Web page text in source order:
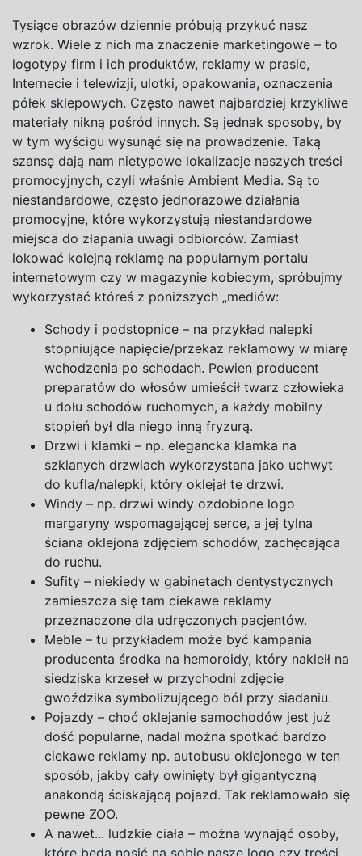
Tysiące obrazów dziennie próbują przykuć nasz
wzrok. Wiele z nich ma znaczenie marketingowe – to
logotypy firm i ich produktów, reklamy w prasie,
Internecie i telewizji, ulotki, opakowania, oznaczenia
półek sklepowych. Często nawet najbardziej krzykliwe
materiały nikną pośród innych. Są jednak sposoby, by
w tym wyścigu wysunąć się na prowadzenie. Taką
szansę dają nam nietypowe lokalizacje naszych treści
promocyjnych, czyli właśnie Ambient Media. Są to
niestandardowe, często jednorazowe działania
promocyjne, które wykorzystują niestandardowe
miejsca do złapania uwagi odbiorców. Zamiast
lokować kolejną reklamę na popularnym portalu
internetowym czy w magazynie kobiecym, spróbujmy
wykorzystać któreś z poniższych „mediów:
Schody i podstopnice – na przykład nalepki
stopniujące napięcie/przekaz reklamowy w miarę
wchodzenia po schodach. Pewien producent
preparatów do włosów umieścił twarz człowieka
u dołu schodów ruchomych, a każdy mobilny
stopień był dla niego inną fryzurą.
Drzwi i klamki – np. elegancka klamka na
szklanych drzwiach wykorzystana jako uchwyt
do kufla/nalepki, który oklejał te drzwi.
Windy – np. drzwi windy ozdobione logo
margaryny wspomagającej serce, a jej tylna
ściana oklejona zdjęciem schodów, zachęcająca
do ruchu.
Sufity – niekiedy w gabinetach dentystycznych
zamieszcza się tam ciekawe reklamy
przeznaczone dla udręczonych pacjentów.
Meble – tu przykładem może być kampania
producenta środka na hemoroidy, który nakleił na
siedziska krzeseł w przychodni zdjęcie
gwoździka symbolizującego ból przy siadaniu.
Pojazdy – choć oklejanie samochodów jest już
dość popularne, nadal można spotkać bardzo
ciekawe reklamy np. autobusu oklejonego w ten
sposób, jakby cały owinięty był gigantyczną
anakondą ściskającą pojazd. Tak reklamowało się
pewne ZOO.
A nawet... ludzkie ciała – można wynająć osoby,